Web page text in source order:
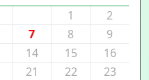
1
2
7 8
9
14 15
16
21 22
23